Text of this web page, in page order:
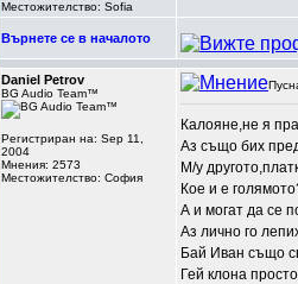
Местожителство: Sofia
Върнете се в началото
Daniel Petrov
BG Audio Team™
Регистриран на: Sep 11,
2004
Мнения: 2573
Местожителство: София
Калояне,не я
Аз също бих
М/у
Кое и е
А и могат да се
Аз лично го
Бай Иван също
Гей клона